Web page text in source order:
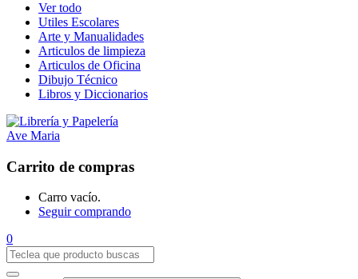
Ver todo
Utiles Escolares
Arte y Manualidades
Articulos de limpieza
Articulos de Oficina
Dibujo Técnico
Libros y Diccionarios
Carrito de compras
Carro vacío.
Seguir comprando
0